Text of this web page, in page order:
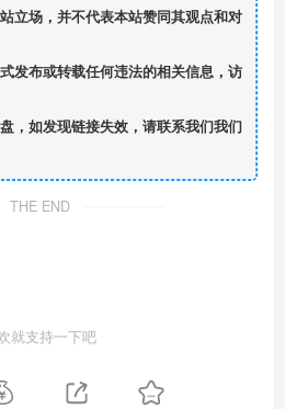
立场，并不代表本站赞同其观点和对
发布或转载任何违法的相关信息，访
，如发现链接失效，请联系我们我们
THE END
就支持一下吧